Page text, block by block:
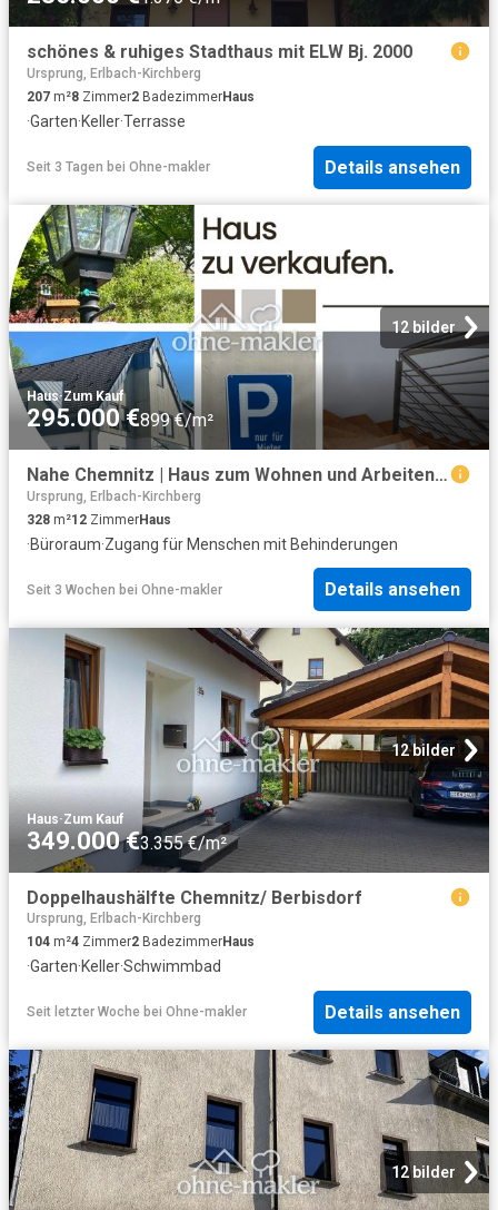
schönes & ruhiges Stadthaus mit ELW Bj. 2000
Ursprung, Erlbach-Kirchberg
207 m²8 Zimmer2 BadezimmerHaus
·Garten·Keller·Terrasse
Seit 3 Tagen bei Ohne-makler Details ansehen
12 bilder
Haus·Zum Kauf
295.000 €899 €/m²
Nahe Chemnitz | Haus zum Wohnen und Arbeiten zu verkaufen
Ursprung, Erlbach-Kirchberg
328 m²12 ZimmerHaus
·Büroraum·Zugang für Menschen mit Behinderungen
Seit 3 Wochen bei Ohne-makler Details ansehen
12 bilder
Haus·Zum Kauf
349.000 €3.355 €/m²
Doppelhaushälfte Chemnitz/ Berbisdorf
Ursprung, Erlbach-Kirchberg
104 m²4 Zimmer2 BadezimmerHaus
·Garten·Keller·Schwimmbad
Seit letzter Woche bei Ohne-makler Details ansehen
12 bilder